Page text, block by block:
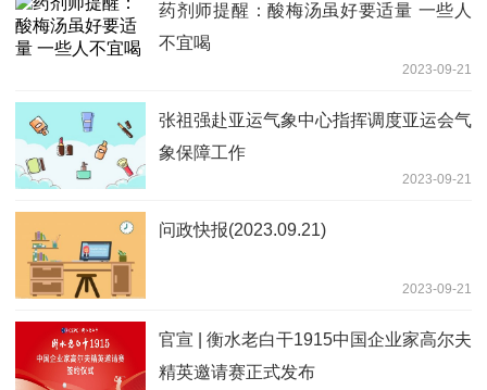
药剂师提醒：酸梅汤虽好要适量 一些人
不宜喝
2023-09-21
张祖强赴亚运气象中心指挥调度亚运会气
象保障工作
2023-09-21
问政快报(2023.09.21)
2023-09-21
官宣 | 衡水老白干1915中国企业家高尔夫
精英邀请赛正式发布